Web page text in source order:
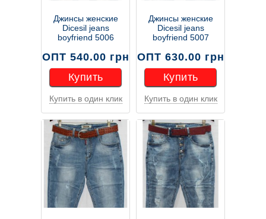
Джинсы женские
Dicesil jeans
boyfriend 5006
ОПТ 540.00 грн
Купить
Купить
Купить в один клик
Джинсы женские
Dicesil jeans
boyfriend 5007
ОПТ 630.00 грн
Купить
Купить
Купить в один клик